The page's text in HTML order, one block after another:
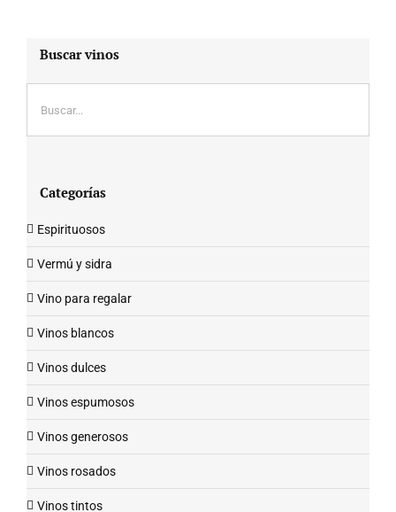
Buscar vinos
Categorías
Espirituosos
Vermú y sidra
Vino para regalar
Vinos blancos
Vinos dulces
Vinos espumosos
Vinos generosos
Vinos rosados
Vinos tintos